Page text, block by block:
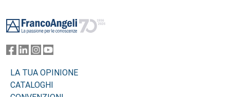
LA TUA OPINIONE
CATALOGHI